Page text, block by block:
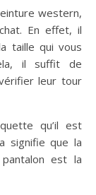
western,
En effet, il
taille qui vous
il suffit de
leur tour
qu’il est
signifie que la
est la